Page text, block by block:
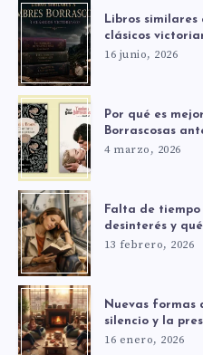
Libros similares
clásicos
16 junio, 2026
Por qué es
Borrascosas
4 marzo, 2026
Falta de
desinterés y
13 febrero, 2026
Nuevas formas
silencio y la
16 enero, 2026